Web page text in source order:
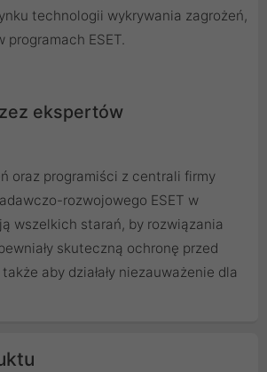
technologii wykrywania zagrożeń,
programach ESET.
ekspertów
oraz programiści z centrali firmy
rozwojowego ESET w
wszelkich starań, by rozwiązania
skuteczną ochronę przed
aby działały niezauważenie dla